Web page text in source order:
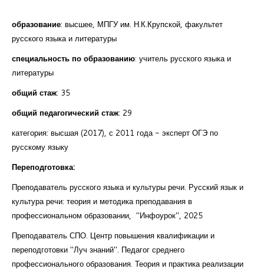
Конкурсы
Творческий инкубатор
образование: высшее, МПГУ им. Н.К.Крупской, факультет
русского языка и литературы
специальность по образованию: учитель русского языка и
литературы
общий стаж: 35
общий педагогический стаж: 29
категория: высшая (2017), с 2011 года - эксперт ОГЭ по
русскому языку
Переподготовка:
Преподаватель русского языка и культуры речи. Русский язык и
культура речи: теория и методика преподавания в
профессиональном образовании, "Инфоурок", 2025
Преподаватель СПО. Центр повышения квалификации и
переподготовки "Луч знаний". Педагог среднего
профессионального образования. Теория и практика реализации